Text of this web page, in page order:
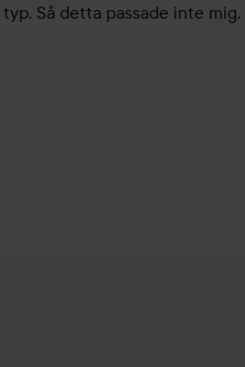
Så detta passade inte mig.
lades 2 år